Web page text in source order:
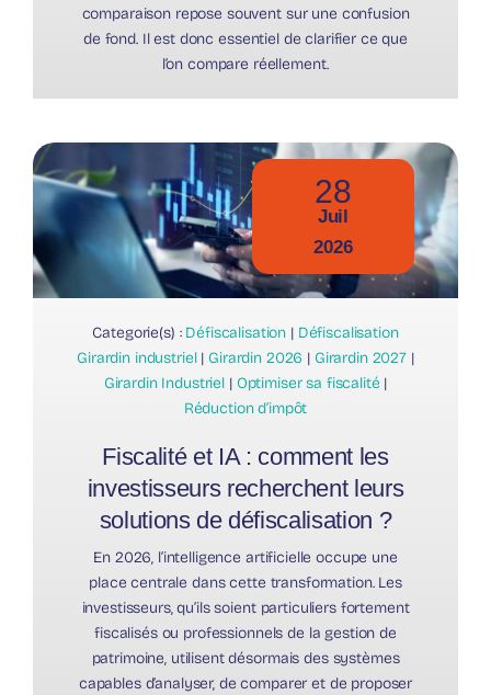
comparaison repose souvent sur une confusion
de fond. Il est donc essentiel de clarifier ce que
l’on compare réellement.
28
Juil
2026
Categorie(s) : Défiscalisation | Défiscalisation
Girardin industriel| Girardin 2026 | Girardin 2027 |
Girardin Industriel | Optimiser sa fiscalité |
Réduction d’impôt
Fiscalité et IA : comment les
investisseurs recherchent leurs
solutions de défiscalisation ?
En 2026, l’intelligence artificielle occupe une
place centrale dans cette transformation. Les
investisseurs, qu’ils soient particuliers fortement
fiscalisés ou professionnels de la gestion de
patrimoine, utilisent désormais des systèmes
capables d’analyser, de comparer et de proposer